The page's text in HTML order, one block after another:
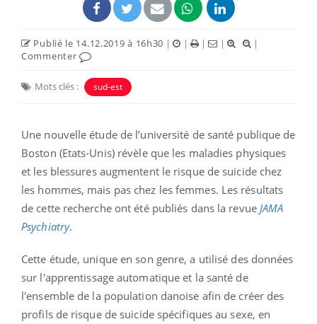
Publié le 14.12.2019 à 16h30 | | | |
|
Commenter
Mots clés : sud-est
Une nouvelle étude de l’université de santé publique de
Boston (Etats-Unis) révèle que les maladies physiques
et les blessures augmentent le risque de suicide chez
les hommes, mais pas chez les femmes. Les résultats
de cette recherche ont été publiés dans la revue JAMA
Psychiatry.
Cette étude, unique en son genre, a utilisé des données
sur l'apprentissage automatique et la santé de
l'ensemble de la population danoise afin de créer des
profils de risque de suicide spécifiques au sexe, en